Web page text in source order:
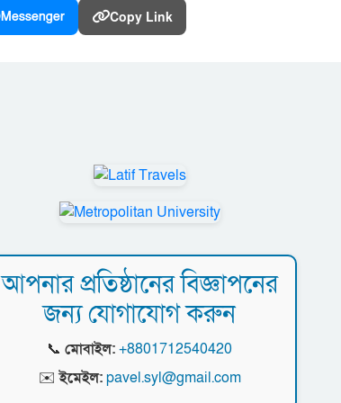
Messenger Copy Link
আপনার প্রতিষ্ঠানের বিজ্ঞাপনের
জন্য যোগাযোগ করুন
📞 মোবাইল:+8801712540420
✉️ইমেইল: pavel.syl@gmail.com